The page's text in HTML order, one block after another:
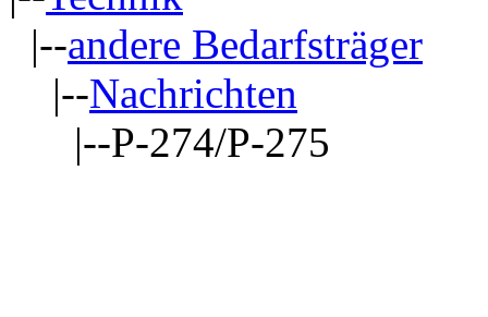
|--andere Bedarfsträger
|--Nachrichten
|--P-274/P-275